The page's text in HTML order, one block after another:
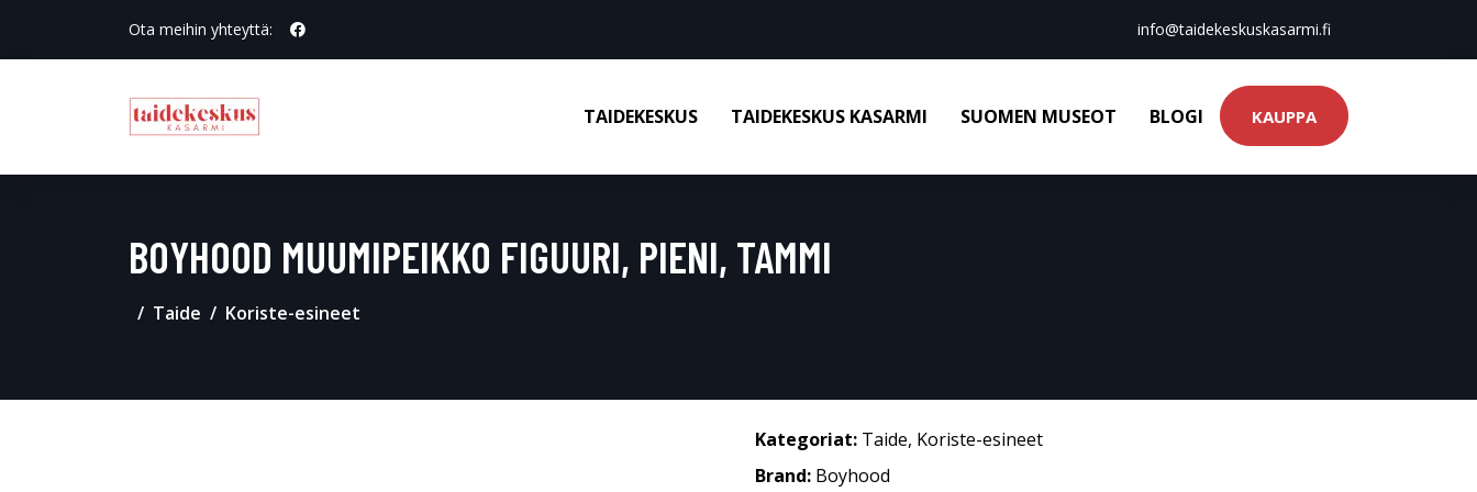
Ota meihin yhteyttä: info@taidekeskuskasarmi.fi
TAIDEKESKUS TAIDEKESKUS KASARMI SUOMEN MUSEOT BLOGI KAUPPA
BOYHOOD MUUMIPEIKKO FIGUURI, PIENI, TAMMI
Taide Koriste-esineet
Kategoriat: Taide, Koriste-esineet
Brand: Boyhood